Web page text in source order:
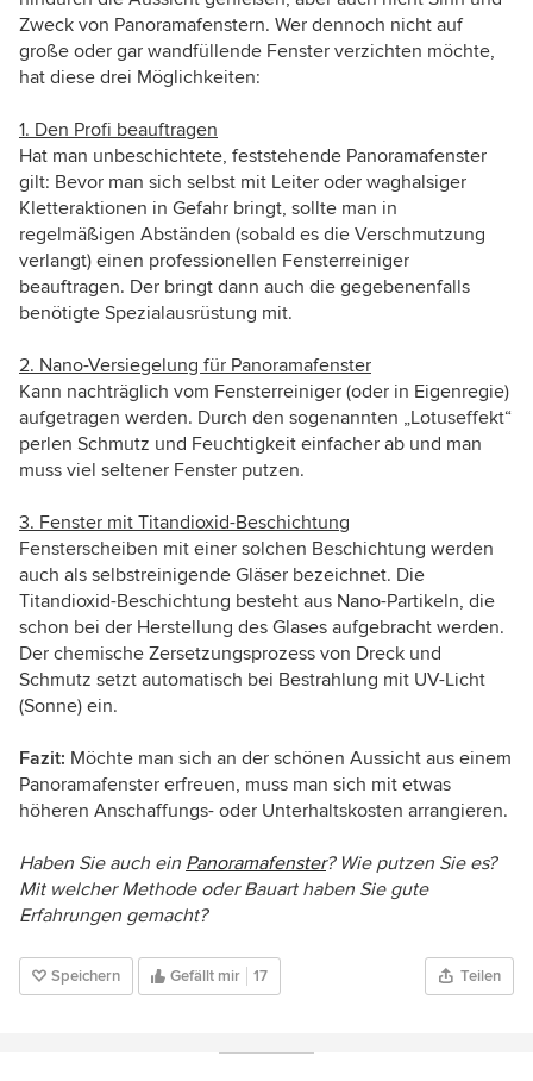
Zweck von Panoramafenstern. Wer dennoch nicht auf
große oder gar wandfüllende Fenster verzichten möchte,
hat diese drei Möglichkeiten:
1. Den Profi beauftragen
Hat man unbeschichtete, feststehende Panoramafenster
gilt: Bevor man sich selbst mit Leiter oder waghalsiger
Kletteraktionen in Gefahr bringt, sollte man in
regelmäßigen Abständen (sobald es die Verschmutzung
verlangt) einen professionellen Fensterreiniger
beauftragen. Der bringt dann auch die gegebenenfalls
benötigte Spezialausrüstung mit.
2. Nano-Versiegelung für Panoramafenster
Kann nachträglich vom Fensterreiniger (oder in Eigenregie)
aufgetragen werden. Durch den sogenannten „Lotuseffekt“
perlen Schmutz und Feuchtigkeit einfacher ab und man
muss viel seltener Fenster putzen.
3. Fenster mit Titandioxid-Beschichtung
Fensterscheiben mit einer solchen Beschichtung werden
auch als selbstreinigende Gläser bezeichnet. Die
Titandioxid-Beschichtung besteht aus Nano-Partikeln, die
schon bei der Herstellung des Glases aufgebracht werden.
Der chemische Zersetzungsprozess von Dreck und
Schmutz setzt automatisch bei Bestrahlung mit UV-Licht
(Sonne) ein.
Fazit: Möchte man sich an der schönen Aussicht aus einem
Panoramafenster erfreuen, muss man sich mit etwas
höheren Anschaffungs- oder Unterhaltskosten arrangieren.
Haben Sie auch ein Panoramafenster? Wie putzen Sie es?
Mit welcher Methode oder Bauart haben Sie gute
Erfahrungen gemacht?
Speichern Gefällt mir 17 Teilen